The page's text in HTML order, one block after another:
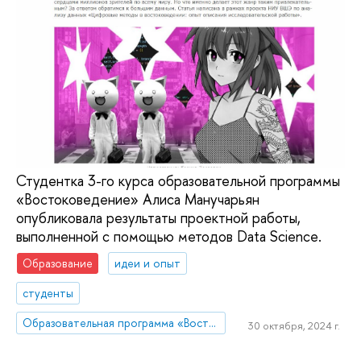
Студентка 3-го курса образовательной программы
«Востоковедение» Алиса Манучарьян
опубликовала результаты проектной работы,
выполненной с помощью методов Data Science.
Образование
идеи и опыт
студенты
Образовательная программа «Востоковедение»
30 октября, 2024 г.